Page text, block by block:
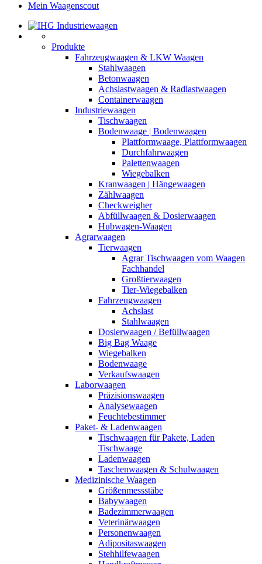
Mein Waagenscout
Produkte
Fahrzeugwaagen & LKW Waagen
Stahlwaagen
Betonwaagen
Achslastwaagen & Radlastwaagen
Containerwaagen
Industriewaagen
Tischwaagen
Bodenwaage | Bodenwaagen
Plattformwaage, Plattformwaagen
Durchfahrwaagen
Palettenwaagen
Wiegebalken
Kranwaagen | Hängewaagen
Zählwaagen
Checkweigher
Abfüllwaagen & Dosierwaagen
Hubwagen-Waagen
Agrarwaagen
Tierwaagen
Agrar Tischwaagen vom Waagen
Fachhandel
Großtierwaagen
Tier-Wiegebalken
Fahrzeugwaagen
Achslast
Stahlwaagen
Dosierwaagen / Befüllwaagen
Big Bag Waage
Wiegebalken
Bodenwaage
Verkaufswaagen
Laborwaagen
Präzisionswaagen
Analysewaagen
Feuchtebestimmer
Paket- & Ladenwaagen
Tischwaagen für Pakete, Laden
Tischwaage
Ladenwaagen
Taschenwaagen & Schulwaagen
Medizinische Waagen
Größenmessstäbe
Babywaagen
Badezimmerwaagen
Veterinärwaagen
Personenwaagen
Adipositaswaagen
Stehhilfewaagen